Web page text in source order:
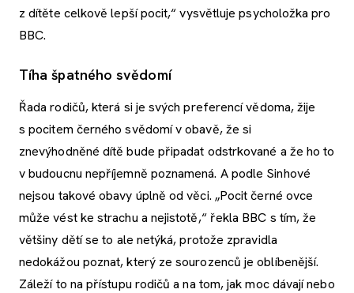
z dítěte celkově lepší pocit,“ vysvětluje psycholožka pro
BBC.
Tíha špatného svědomí
Řada rodičů, která si je svých preferencí vědoma, žije
s pocitem černého svědomí v obavě, že si
znevýhodněné dítě bude připadat odstrkované a že ho to
v budoucnu nepříjemně poznamená. A podle Sinhové
nejsou takové obavy úplně od věci. „Pocit černé ovce
může vést ke strachu a nejistotě,“ řekla BBC s tím, že
většiny dětí se to ale netýká, protože zpravidla
nedokážou poznat, který ze sourozenců je oblíbenější.
Záleží to na přístupu rodičů a na tom, jak moc dávají nebo